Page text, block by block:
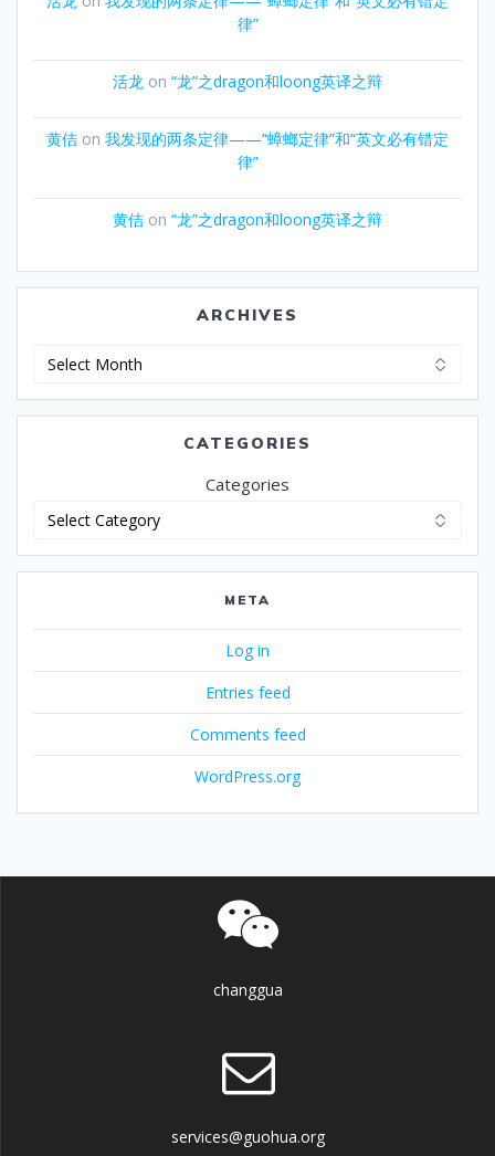
律”
活龙 on “龙”之dragon和loong英译之辩
黄佶 on 我发现的两条定律——“蟑螂定律”和“英文必有错定
律”
黄佶 on “龙”之dragon和loong英译之辩
ARCHIVES
Archives
CATEGORIES
Categories
META
Log in
Entries feed
Comments feed
WordPress.org
changgua
services@guohua.org